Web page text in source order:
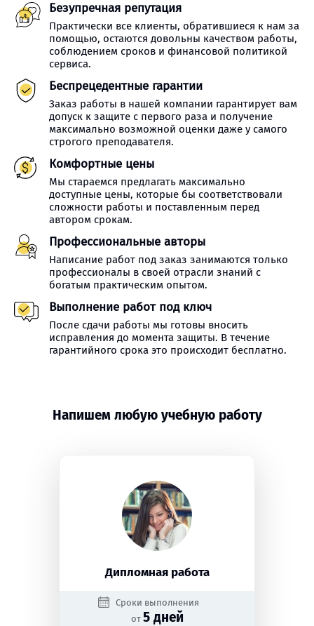
Безупречная репутация
Практически все клиенты, обратившиеся к нам за
помощью, остаются довольны качеством работы,
соблюдением сроков и финансовой политикой
сервиса.
Беспрецедентные гарантии
Заказ работы в нашей компании гарантирует вам
допуск к защите с первого раза и получение
максимально возможной оценки даже у самого
строгого преподавателя.
Комфортные цены
Мы стараемся предлагать максимально
доступные цены, которые бы соответствовали
сложности работы и поставленным перед
автором срокам.
Профессиональные авторы
Написание работ под заказ занимаются только
профессионалы в своей отрасли знаний с
богатым практическим опытом.
Выполнение работ под ключ
После сдачи работы мы готовы вносить
исправления до момента защиты. В течение
гарантийного срока это происходит бесплатно.
Напишем любую учебную работу
Дипломная работа
Сроки выполнения
от 5 дней